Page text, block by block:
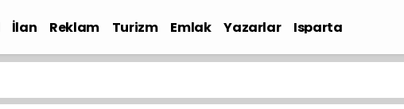
İlan Reklam Turizm Emlak Yazarlar
Isparta